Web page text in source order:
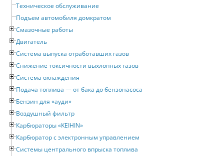
Техническое обслуживание
Подъем автомобиля домкратом
Смазочные работы
Двигатель
Система выпуска отработавших газов
Снижение токсичности выхлопных газов
Система охлаждения
Подача топлива — от бака до бензонасоса
Бензин для «ауди»
Воздушный фильтр
Карбюраторы «KEIHIN»
Карбюратор с электронным управлением
Системы центрального впрыска топлива